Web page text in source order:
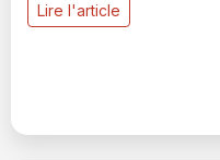
Lire l'article